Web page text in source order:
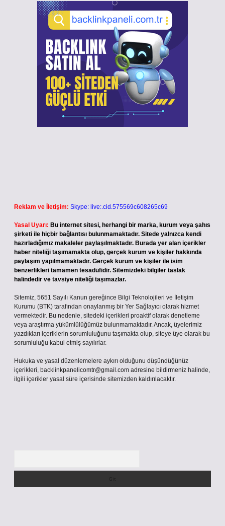
Reklam ve İletişim: Skype: live:.cid.575569c608265c69
Yasal Uyarı: Bu internet sitesi, herhangi bir marka, kurum veya şahıs
şirketi ile hiçbir bağlantısı bulunmamaktadır. Sitede yalnızca kendi
hazırladığımız makaleler paylaşılmaktadır. Burada yer alan içerikler
haber niteliği taşımamakta olup, gerçek kurum ve kişiler hakkında
paylaşım yapılmamaktadır. Gerçek kurum ve kişiler ile isim
benzerlikleri tamamen tesadüfidir. Sitemizdeki bilgiler taslak
halindedir ve tavsiye niteliği taşımazlar.
Sitemiz, 5651 Sayılı Kanun gereğince Bilgi Teknolojileri ve İletişim
Kurumu (BTK) tarafından onaylanmış bir Yer Sağlayıcı olarak hizmet
vermektedir. Bu nedenle, sitedeki içerikleri proaktif olarak denetleme
veya araştırma yükümlülüğümüz bulunmamaktadır. Ancak, üyelerimiz
yazdıkları içeriklerin sorumluluğunu taşımakta olup, siteye üye olarak bu
sorumluluğu kabul etmiş sayılırlar.
Hukuka ve yasal düzenlemelere aykırı olduğunu düşündüğünüz
içerikleri, backlinkpanelicomtr@gmail.com adresine bildirmeniz halinde,
ilgili içerikler yasal süre içerisinde sitemizden kaldırılacaktır.